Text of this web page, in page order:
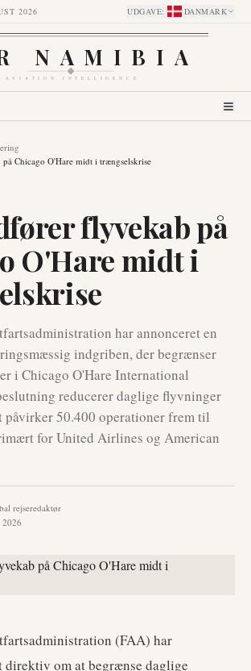
2026 UDGAVE: DANMARK
NAMIBIA
AVIATION INTELLIGENCE
Chicago O'Hare midt i trængselskrise
flyvekab på
O'Hare midt i
har annonceret en
indgriben, der begrænser
i Chicago O'Hare International
reducerer daglige flyvninger
påvirker 50.400 operationer frem til
for United Airlines og American
rejseredaktør
2026
(FAA) har
direktiv om at begrænse daglige